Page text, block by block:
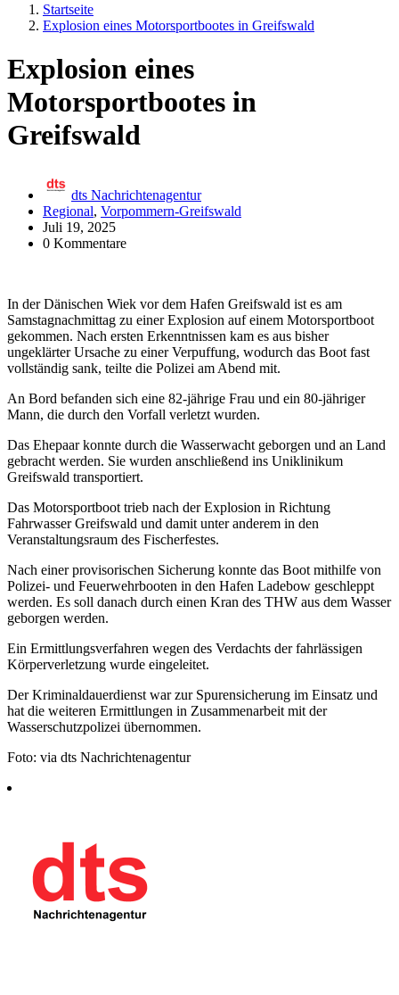
Startseite
Explosion eines Motorsportbootes in Greifswald
Explosion eines
Motorsportbootes in
Greifswald
dts Nachrichtenagentur
Regional, Vorpommern-Greifswald
Juli 19, 2025
0 Kommentare
In der Dänischen Wiek vor dem Hafen Greifswald ist es am
Samstagnachmittag zu einer Explosion auf einem Motorsportboot
gekommen. Nach ersten Erkenntnissen kam es aus bisher
ungeklärter Ursache zu einer Verpuffung, wodurch das Boot fast
vollständig sank, teilte die Polizei am Abend mit.
An Bord befanden sich eine 82-jährige Frau und ein 80-jähriger
Mann, die durch den Vorfall verletzt wurden.
Das Ehepaar konnte durch die Wasserwacht geborgen und an Land
gebracht werden. Sie wurden anschließend ins Uniklinikum
Greifswald transportiert.
Das Motorsportboot trieb nach der Explosion in Richtung
Fahrwasser Greifswald und damit unter anderem in den
Veranstaltungsraum des Fischerfestes.
Nach einer provisorischen Sicherung konnte das Boot mithilfe von
Polizei- und Feuerwehrbooten in den Hafen Ladebow geschleppt
werden. Es soll danach durch einen Kran des THW aus dem Wasser
geborgen werden.
Ein Ermittlungsverfahren wegen des Verdachts der fahrlässigen
Körperverletzung wurde eingeleitet.
Der Kriminaldauerdienst war zur Spurensicherung im Einsatz und
hat die weiteren Ermittlungen in Zusammenarbeit mit der
Wasserschutzpolizei übernommen.
Foto: via dts Nachrichtenagentur